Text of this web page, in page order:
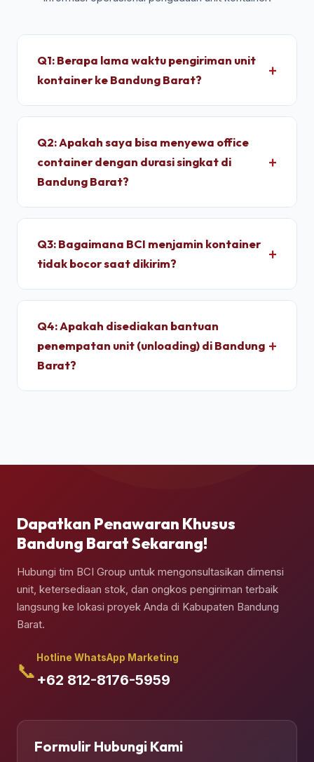
Q1: Berapa lama waktu pengiriman unit
kontainer ke Bandung Barat?
Untuk wilayah Bandung Barat, pengiriman standar
setelah proses administrasi selesai. Unit
dimobilisasi menggunakan armada truk trailer
langsung dari depo terpusat kami.
Q2: Apakah saya bisa menyewa office
container dengan durasi singkat di
Bandung Barat?
Ya, kami melayani penyewaan bulanan dengan
progresif yang lebih ekonomis jika Anda
hingga jangka panjang.
Q3: Bagaimana BCI menjamin kontainer
tidak bocor saat dikirim?
Setiap unit di depo kami wajib melalui pengujian
air bertekanan tinggi untuk memastikan dinding
panel baja corten dan karet pelindung pintu 100%
kedap air sebelum pemuatan.
Q4: Apakah disediakan bantuan
penempatan unit (unloading) di Bandung
Barat?
Dapatkan Penawaran Khusus
Bandung Barat Sekarang!
Hubungi tim BCI Group untuk mengonsultasikan dimensi
unit, ketersediaan stok, dan ongkos pengiriman terbaik
langsung ke lokasi proyek Anda di Kabupaten Bandung
Barat.
📞
Hotline WhatsApp Marketing
+62 812-8176-5959
Formulir Hubungi Kami